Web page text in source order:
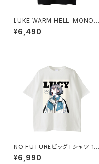
LUKE WARM HELL_MONO
Tシャツ 1014-230221343
¥6,490
NO FUTUREビッグTシャツ 10
14-230221072
¥6,990